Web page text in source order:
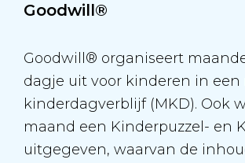
Goodwill®
Goodwill® organiseert
dagje uit voor kinderen in een
kinderdagverblijf (MKD). Ook
maand een Kinderpuzzel- en
uitgegeven, waarvan de